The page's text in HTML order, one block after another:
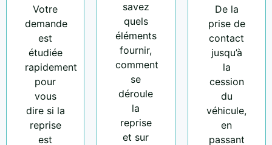
Votre
demande
est
étudiée
rapidement
pour
vous
dire si la
reprise
est
savez
quels
éléments
fournir,
comment
se
déroule
la
reprise
et sur
De la
prise de
contact
jusqu’à
la
cession
du
véhicule,
en
passant